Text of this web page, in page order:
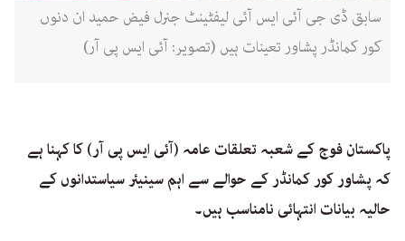
سابق ڈی جی آئی ایس آئی لیفٹینٹ جنرل فیض حمید ان دنوں
کور کمانڈر پشاور تعینات ہیں (تصویر: آئی ایس پی آر)
پاکستان فوج کے شعبہ تعلقات عامہ (آئی ایس پی آر) کا کہنا ہے
کہ پشاور کور کمانڈر کے حوالے سے اہم سینیئر سیاستدانوں کے
حالیہ بیانات انتہائی نامناسب ہیں۔